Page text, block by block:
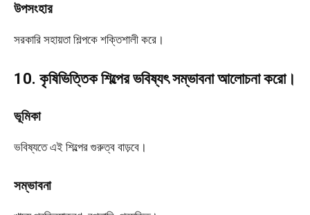
উপসংহার
সরকারি সহায়তা শিল্পকে শক্তিশালী করে।
10. কৃষিভিত্তিক শিল্পের ভবিষ্যৎ সম্ভাবনা আলোচনা করো।
ভূমিকা
ভবিষ্যতে এই শিল্পের গুরুত্ব বাড়বে।
সম্ভাবনা